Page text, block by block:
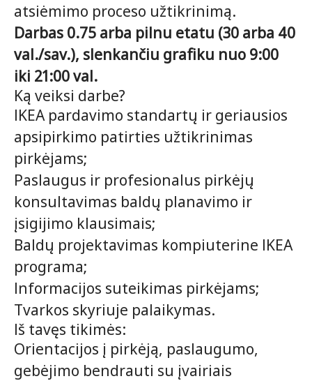
atsiėmimo proceso užtikrinimą.
Darbas 0.75 arba pilnu etatu (30 arba 40
val./sav.), slenkančiu grafiku nuo 9:00
iki 21:00 val.
Ką veiksi darbe?
IKEA pardavimo standartų ir geriausios
apsipirkimo patirties užtikrinimas
pirkėjams;
Paslaugus ir profesionalus pirkėjų
konsultavimas baldų planavimo ir
įsigijimo klausimais;
Baldų projektavimas kompiuterine IKEA
programa;
Informacijos suteikimas pirkėjams;
Tvarkos skyriuje palaikymas.
Iš tavęs tikimės:
Orientacijos į pirkėją, paslaugumo,
gebėjimo bendrauti su įvairiais